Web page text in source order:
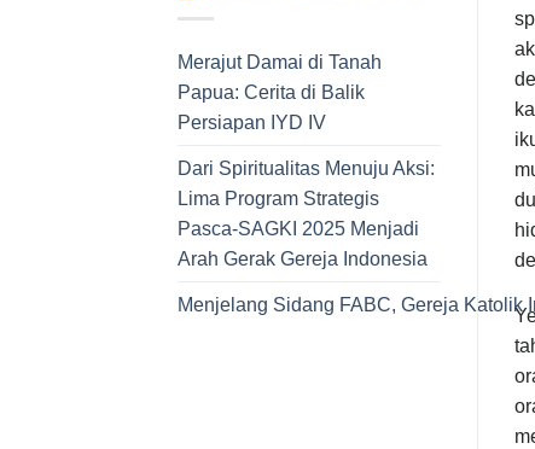
Merajut Damai di Tanah
Papua: Cerita di Balik
Persiapan IYD IV
Dari Spiritualitas Menuju Aksi:
Lima Program Strategis
Pasca-SAGKI 2025 Menjadi
Arah Gerak Gereja Indonesia
Menjelang Sidang FABC, Gereja Katolik